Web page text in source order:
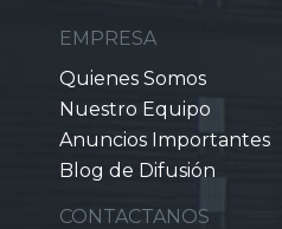
EMPRESA
Quienes Somos
Nuestro Equipo
Anuncios Importantes
Blog de Difusión
CONTACTANOS